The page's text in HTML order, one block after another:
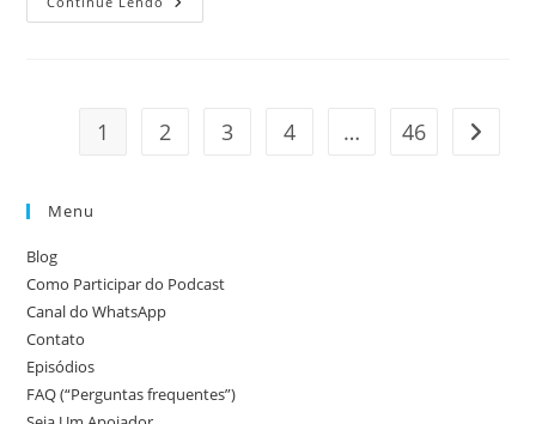
#PodSupReMo
Doem,
1 2 3 4 … 46 Ir para
Menu
Blog
Como Participar do Podcast
Canal do WhatsApp
Contato
Episódios
FAQ (“Perguntas frequentes”)